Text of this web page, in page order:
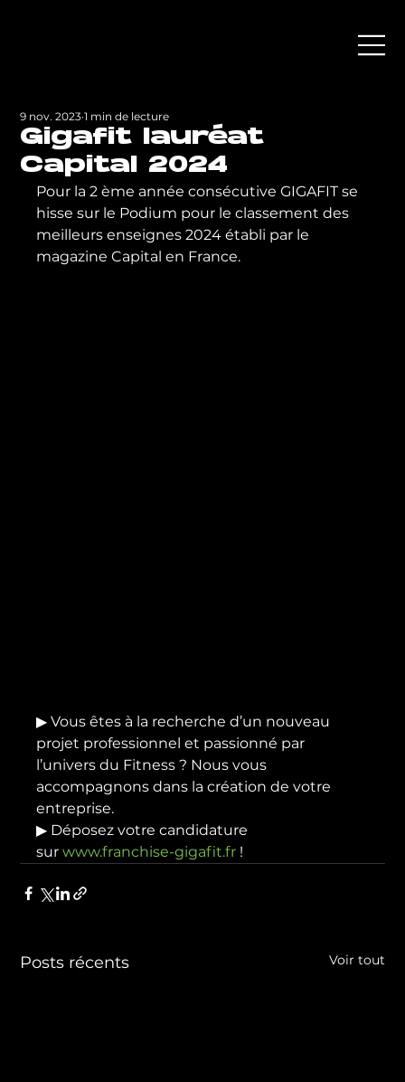
Gigafit lauréat
Capital 2024
9 nov. 2023 1 min de lecture
Pour la 2 ème année consécutive GIGAFIT se
hisse sur le Podium pour le classement des
meilleurs enseignes 2024 établi par le
magazine Capital en France.
▶ Vous êtes à la recherche d’un nouveau
projet professionnel et passionné par
l’univers du Fitness ? Nous vous
accompagnons dans la création de votre
entreprise.
▶ Déposez votre candidature
sur www.franchise-gigafit.fr !
Posts récents Voir tout